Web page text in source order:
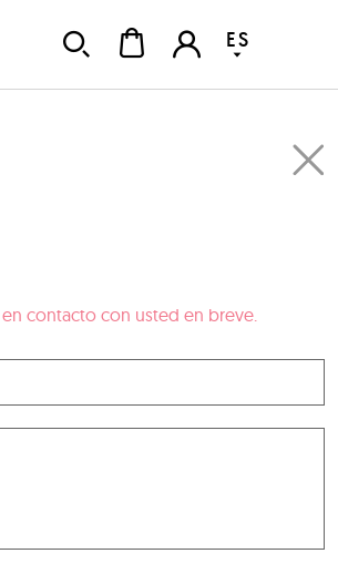
ES
contacto con usted en breve.